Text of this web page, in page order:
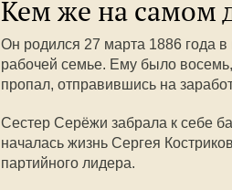
Кем же на самом
Он родился 27 марта 1886 года
рабочей семье. Ему было
пропал, отправившись на
Сестер Серёжи забрала к себе
началась жизнь Сергея
партийного лидера.